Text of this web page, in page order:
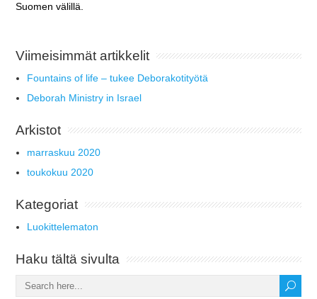
Suomen välillä.
Viimeisimmät artikkelit
Fountains of life – tukee Deborakotityötä
Deborah Ministry in Israel
Arkistot
marraskuu 2020
toukokuu 2020
Kategoriat
Luokittelematon
Haku tältä sivulta